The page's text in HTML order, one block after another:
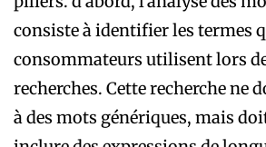
consiste à identifier les termes
consommateurs utilisent lors
recherches. Cette recherche ne
à des mots génériques, mais